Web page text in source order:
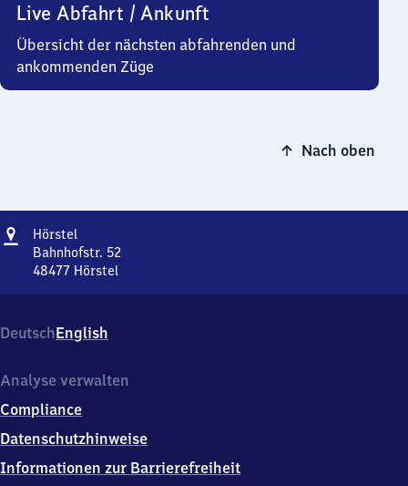
Live Abfahrt / Ankunft
Übersicht der nächsten abfahrenden und
ankommenden Züge
Nach oben
Adresse
Hörstel
Bahnhofstr. 52
48477 Hörstel
52,
4
4
7
Hörstel
DeutschEnglish
Analyse verwalten
Compliance
Datenschutzhinweise
Informationen zur Barrierefreiheit